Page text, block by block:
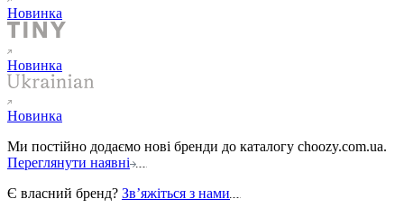
Новинка
Новинка
Новинка
Ми постійно додаємо нові бренди до каталогу choozy.com.ua.
Переглянути наявні
Є власний бренд? Звʼяжіться з нами